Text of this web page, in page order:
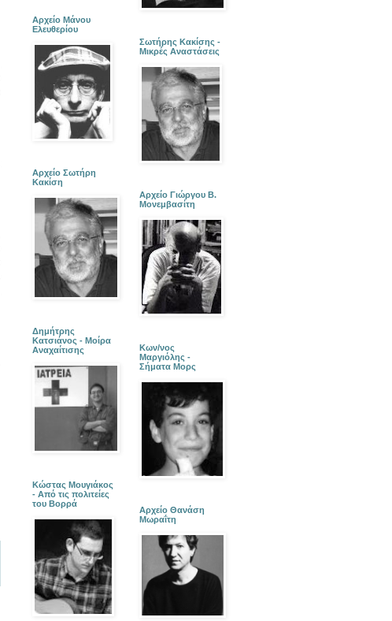
Αρχείο Μάνου
Ελευθερίου
Αρχείο Σωτήρη
Κακίση
Δημήτρης
Κατσιάνος - Μοίρα
Αναχαίτισης
Κώστας Μουγιάκος
- Από τις πολιτείες
του Βορρά
Σωτήρης Κακίσης -
Μικρές Αναστάσεις
Αρχείο Γιώργου Β.
Μονεμβασίτη
Κων/νος
Μαργιόλης -
Σήματα Μορς
Αρχείο Θανάση
Μωραΐτη